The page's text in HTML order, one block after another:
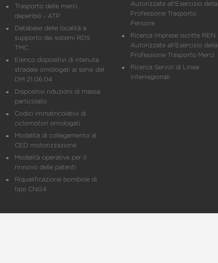
Trasporto delle merci
deperibili - ATP
Database delle località a
supporto dei sistemi RDS
TMC
Elenco dispositivi di ritenuta
stradale omologati ai sensi del
DM 21.06.04
Dispositivi riduzioni di massa
particolato
Codici immatricolativi di
ciclomotori omologati
Modalità di collegamento al
CED motorizzazione
Modalità operative per il
rinnovo delle patenti
Riqualificazione bombole di
tipo CNG4
Autorizzate all'Esercizio della
Professione Trasporto
Persone
Ricerca Imprese iscritte REN
Autorizzate all'Esercizio della
Professione Trasporto Merci
Ricerca Servizi di Linea
Interregionali